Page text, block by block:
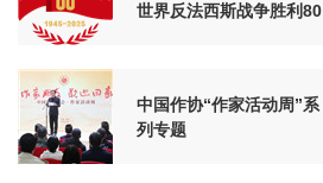
世界反法西斯战争胜利80
中国作协“作家活动周”系
列专题